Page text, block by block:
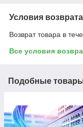
Условия возврата
Возврат товара в
Все условия
Подобные